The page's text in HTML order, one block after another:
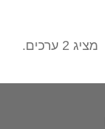
מציג 2 ערכים.